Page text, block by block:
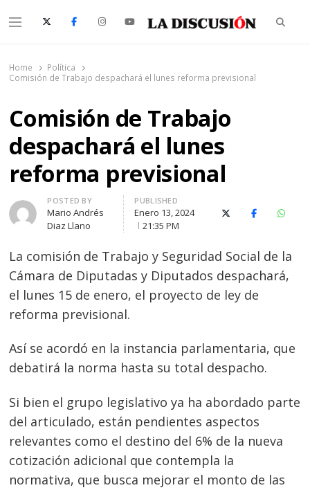
Menu
Home
Política
Comisión de Trabajo despachará el lunes reforma previsional
Comisión de Trabajo
despachará el lunes
reforma previsional
Author
POSTED BY
Mario Andrés
Diaz Llano
PUBLISHED
Enero 13, 2024
21:35 PM
X (Twitter)Facebook
La comisión de Trabajo y Seguridad Social de la
Cámara de Diputadas y Diputados despachará,
el lunes 15 de enero, el proyecto de ley de
reforma previsional.
Así se acordó en la instancia parlamentaria, que
debatirá la norma hasta su total despacho.
Si bien el grupo legislativo ya ha abordado parte
del articulado, están pendientes aspectos
relevantes como el destino del 6% de la nueva
cotización adicional que contempla la
normativa, que busca mejorar el monto de las